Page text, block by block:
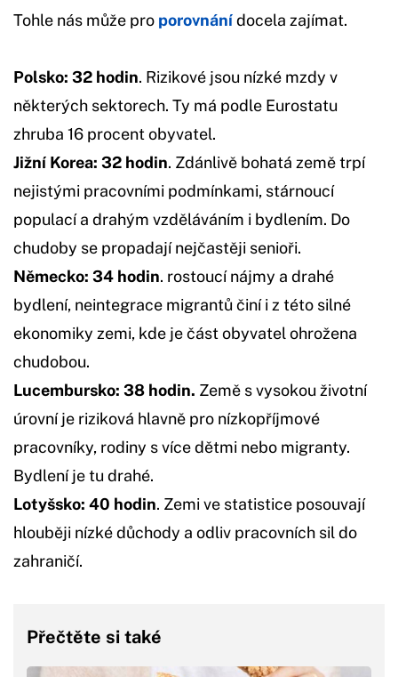
Tohle nás může pro porovnánídocela zajímat.
Polsko: 32 hodin. Rizikové jsou nízké mzdy v
některých sektorech. Ty má podle Eurostatu
zhruba 16 procent obyvatel.
Jižní Korea: 32 hodin. Zdánlivě bohatá země trpí
nejistými pracovními podmínkami, stárnoucí
populací a drahým vzděláváním i bydlením. Do
chudoby se propadají nejčastěji senioři.
Německo: 34 hodin. rostoucí nájmy a drahé
bydlení, neintegrace migrantů činí i z této silné
ekonomiky zemi, kde je část obyvatel ohrožena
chudobou.
Lucembursko: 38 hodin. Země s vysokou životní
úrovní je riziková hlavně pro nízkopříjmové
pracovníky, rodiny s více dětmi nebo migranty.
Bydlení je tu drahé.
Lotyšsko: 40 hodin. Zemi ve statistice posouvají
hlouběji nízké důchody a odliv pracovních sil do
zahraničí.
Přečtěte si také